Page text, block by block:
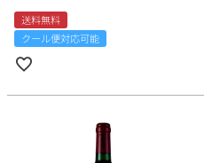
送料無料
クール便対応可能